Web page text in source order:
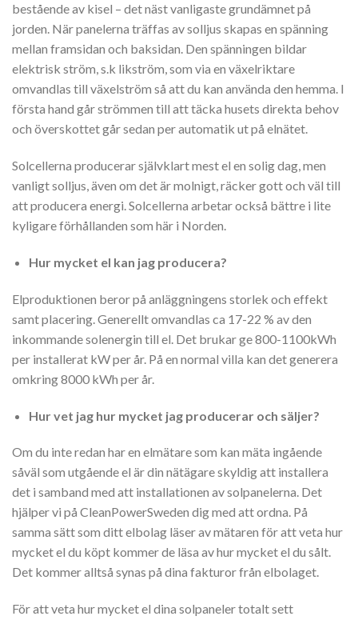
bestående av kisel – det näst vanligaste grundämnet på
jorden. När panelerna träffas av solljus skapas en spänning
mellan framsidan och baksidan. Den spänningen bildar
elektrisk ström, s.k likström, som via en växelriktare
omvandlas till växelström så att du kan använda den hemma. I
första hand går strömmen till att täcka husets direkta behov
och överskottet går sedan per automatik ut på elnätet.
Solcellerna producerar självklart mest el en solig dag, men
vanligt solljus, även om det är molnigt, räcker gott och väl till
att producera energi. Solcellerna arbetar också bättre i lite
kyligare förhållanden som här i Norden.
Hur mycket el kan jag producera?
Elproduktionen beror på anläggningens storlek och effekt
samt placering. Generellt omvandlas ca 17-22 % av den
inkommande solenergin till el. Det brukar ge 800-1100kWh
per installerat kW per år. På en normal villa kan det generera
omkring 8000 kWh per år.
Hur vet jag hur mycket jag producerar och säljer?
Om du inte redan har en elmätare som kan mäta ingående
såväl som utgående el är din nätägare skyldig att installera
det i samband med att installationen av solpanelerna. Det
hjälper vi på CleanPowerSweden dig med att ordna. På
samma sätt som ditt elbolag läser av mätaren för att veta hur
mycket el du köpt kommer de läsa av hur mycket el du sålt.
Det kommer alltså synas på dina fakturor från elbolaget.
För att veta hur mycket el dina solpaneler totalt sett